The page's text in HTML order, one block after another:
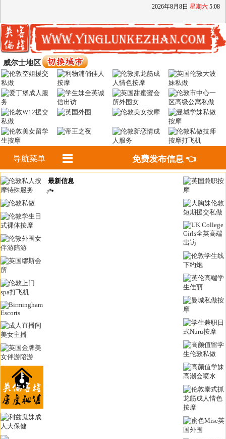
2026年8月 8日 星期六 5:08
威尔士地区
导航菜单 免费发布信息 👈
最新信息